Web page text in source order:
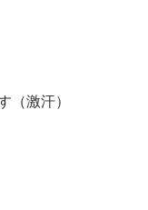
（激汗）